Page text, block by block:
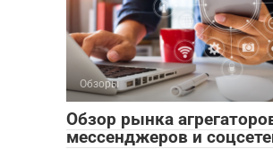
Обзоры
Обзор рынка
мессенджеров и